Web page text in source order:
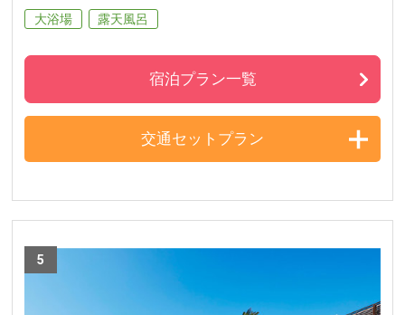
大浴場 露天風呂
宿泊プラン一覧
交通セットプラン
5